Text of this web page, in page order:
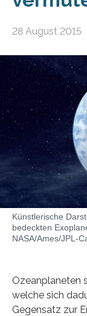
28 August 2015
Künstlerische
bedeckten
NASA/Ames/JPL-
Ozeanplaneten
welche sich
Gegensatz zur